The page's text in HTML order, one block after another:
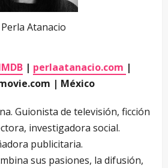
Perla Atanacio
| perlaatanacio.com |
| México
Guionista de televisión, ficción
investigadora social.
publicitaria.
sus pasiones, la difusión,